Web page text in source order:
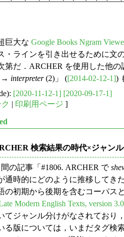
巨大な Google Books Ngram
・ラインを引き出せるために文
第だ．ARCHER を使用した他の
interpreter(2)」 ([2014-02-12-1])
[2020-11-12-1] [2020-09-17-1]
| 印刷用ページ ]
検索結果の時代×ジャン
の記事「#1806. ARCHER で
通時的にどのように推移してき
初期から後期を含むコーパス
Modern English Texts, version
てジャンル分けがなされており
る版については，いまだタグ検